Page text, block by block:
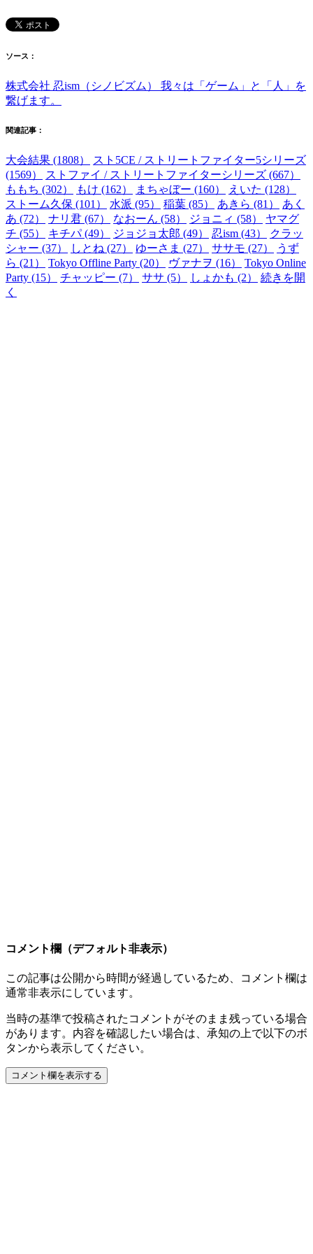
ソース：
株式会社 忍ism（シノビズム） 我々は「ゲーム」と「人」を
繋げます。
関連記事：
大会結果 (1808）
スト5CE / ストリートファイター5シリーズ
(1569）
ストファイ / ストリートファイターシリーズ (667）
ももち (302）
もけ (162） まちゃぼー (160）
えいた (128）
ストーム久保 (101）
水派 (95） 稲葉 (85） あきら (81）
あく
あ (72）
ナリ君 (67） なおーん (58） ジョニィ (58）
ヤマグ
チ (55）
キチパ (49） ジョジョ太郎 (49） 忍ism (43）
クラッ
シャー (37）
しとね (27） ゆーさま (27） ササモ (27）
うず
ら (21）
Tokyo Offline Party (20） ヴァナヲ (16）
Tokyo Online
Party (15）
チャッピー (7） ササ (5） しょかも (2）
続きを開
く
コメント欄（デフォルト非表示）
この記事は公開から時間が経過しているため、コメント欄は
通常非表示にしています。
当時の基準で投稿されたコメントがそのまま残っている場合
があります。内容を確認したい場合は、承知の上で以下のボ
タンから表示してください。
コメント欄を表示する